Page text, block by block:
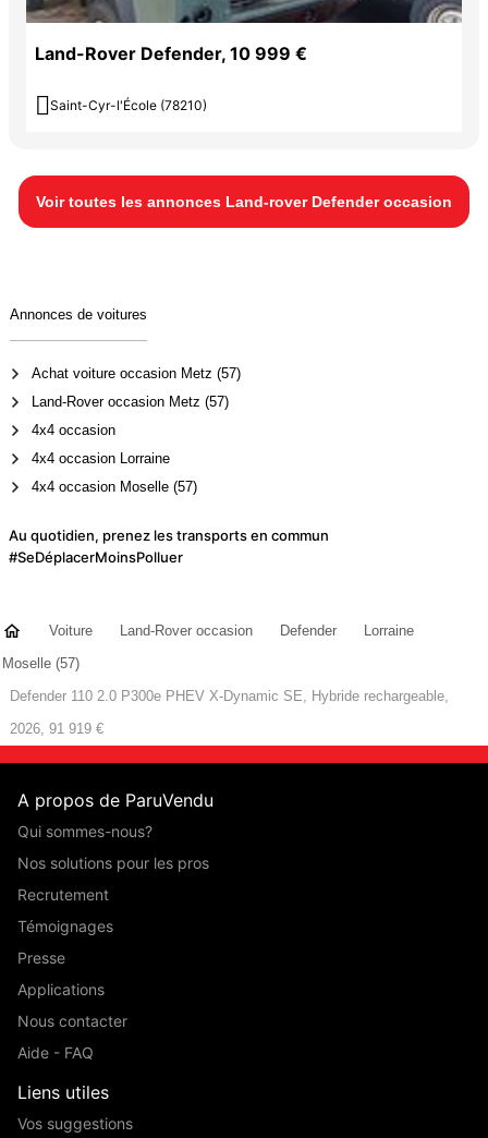
Land-Rover Defender, 10 999 €
 Saint-Cyr-l'École (78210)
Voir toutes les annonces Land-rover Defender occasion
Annonces de voitures
Achat voiture occasion Metz (57)
Land-Rover occasion Metz (57)
4x4 occasion
4x4 occasion Lorraine
4x4 occasion Moselle (57)
Au quotidien, prenez les transports en commun
#SeDéplacerMoinsPolluer
Voiture Land-Rover occasion Defender
Lorraine
Moselle (57)
Defender 110 2.0 P300e PHEV X-Dynamic SE, Hybride rechargeable,
2026, 91 919 €
A propos de ParuVendu
Qui sommes-nous?
Nos solutions pour les pros
Recrutement
Témoignages
Presse
Applications
Nous contacter
Aide - FAQ
Liens utiles
Vos suggestions